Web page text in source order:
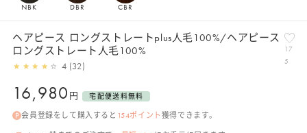
NBK DBR CBR
ヘアピース ロングストレートplus人毛100%/ヘアピース
ロングストレート人毛100%
4 (32)
17
5
通
価
16,980 円 宅配便送料無料
会員登録をして購入すると 154ポイント 獲得できます。